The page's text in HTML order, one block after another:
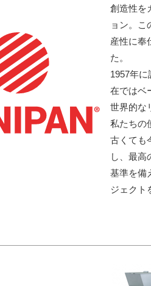
創造性を
ョン。こ
産性に奉
た。
1957年
在ではベ
世界的な
私たちの
古くても
し、最高
基準を備
ジェクト